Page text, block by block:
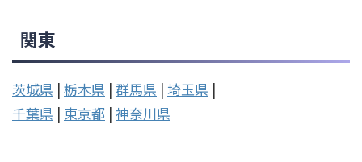
関東
茨城県 | 栃木県 | 群馬県 | 埼玉県 |
千葉県 | 東京都 | 神奈川県